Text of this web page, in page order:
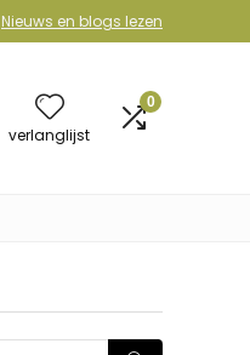
Nieuws en blogs lezen
verlanglijst
0